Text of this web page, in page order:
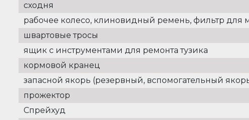
сходня
рабочее колесо, клиновидный ремень, фильтр для
швартовые тросы
ящик с инструментами для ремонта тузика
кормовой кранец
запасной якорь (резервный, вспомогательный
прожектор
Спрейхуд